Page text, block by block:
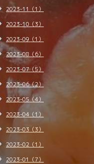
2023-11（1）
2023-10（3）
2023-09（1）
2023-08（6）
2023-07（5）
2023-06（2）
2023-05（4）
2023-04（1）
2023-03（3）
2023-02（1）
2023-01（7）